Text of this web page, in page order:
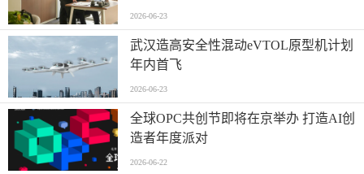
2026-06-23
武汉造高安全性混动eVTOL原型机计划
年内首飞
2026-06-23
全球OPC共创节即将在京举办 打造AI创
造者年度派对
2026-06-22